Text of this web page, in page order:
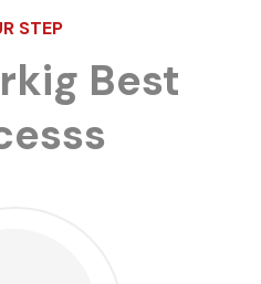
STEP
Best